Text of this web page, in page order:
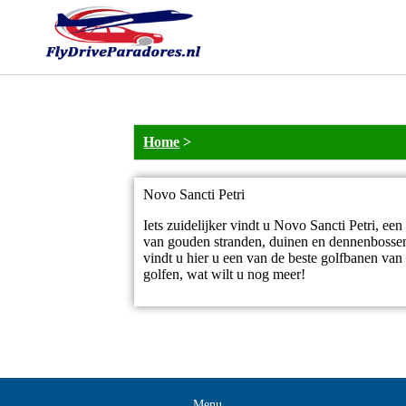
Home >
Novo Sancti Petri
Iets zuidelijker vindt u Novo Sancti Petri,
van gouden stranden, duinen en
vindt u hier u een van de beste golfbanen
golfen, wat wilt u nog meer!